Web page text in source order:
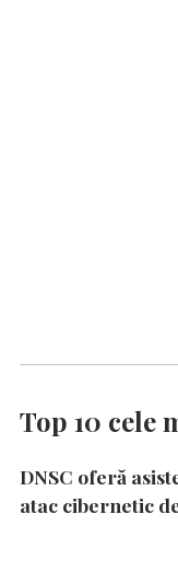
Top 10 cele
DNSC oferă
atac cibernetic